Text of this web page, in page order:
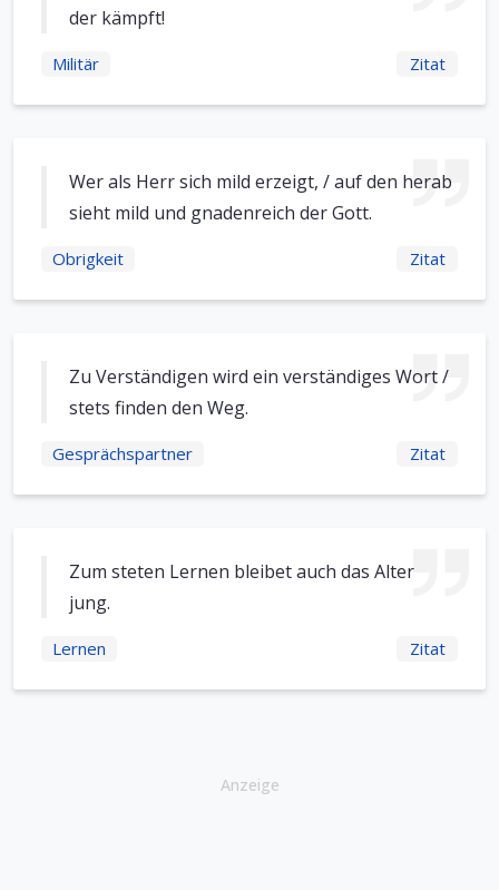
der kämpft!
Militär Zitat
Wer als Herr sich mild erzeigt, / auf den herab
sieht mild und gnadenreich der Gott.
Obrigkeit Zitat
Zu Verständigen wird ein verständiges Wort /
stets finden den Weg.
Gesprächspartner Zitat
Zum steten Lernen bleibet auch das Alter
jung.
Lernen Zitat
Anzeige